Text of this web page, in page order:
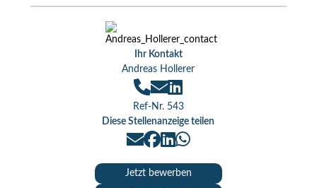
Ihr Kontakt
Andreas Hollerer
Ref-Nr. 543
Diese Stellenanzeige teilen
Jetzt bewerben